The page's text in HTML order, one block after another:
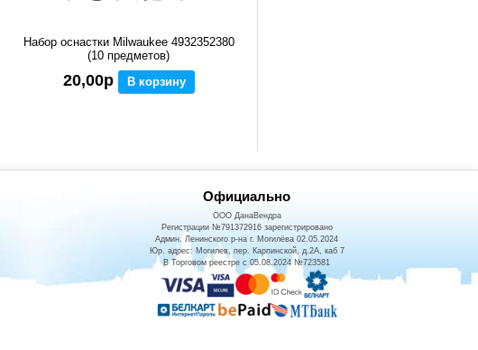
Набор оснастки Milwaukee 4932352380
(10 предметов)
20,00р В корзину
Официально
ООО ДанаВендра
Регистрации №791372916 зарегистрировано
Админ. Ленинского р-на г. Могилёва 02.05.2024
Юр. адрес: Могилев, пер. Карпинской, д.2А, каб 7
В Торговом реестре с 05.08.2024 №723581